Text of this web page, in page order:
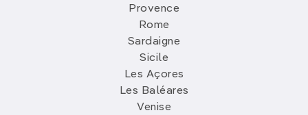
Provence
Rome
Sardaigne
Sicile
Les Açores
Les Baléares
Venise